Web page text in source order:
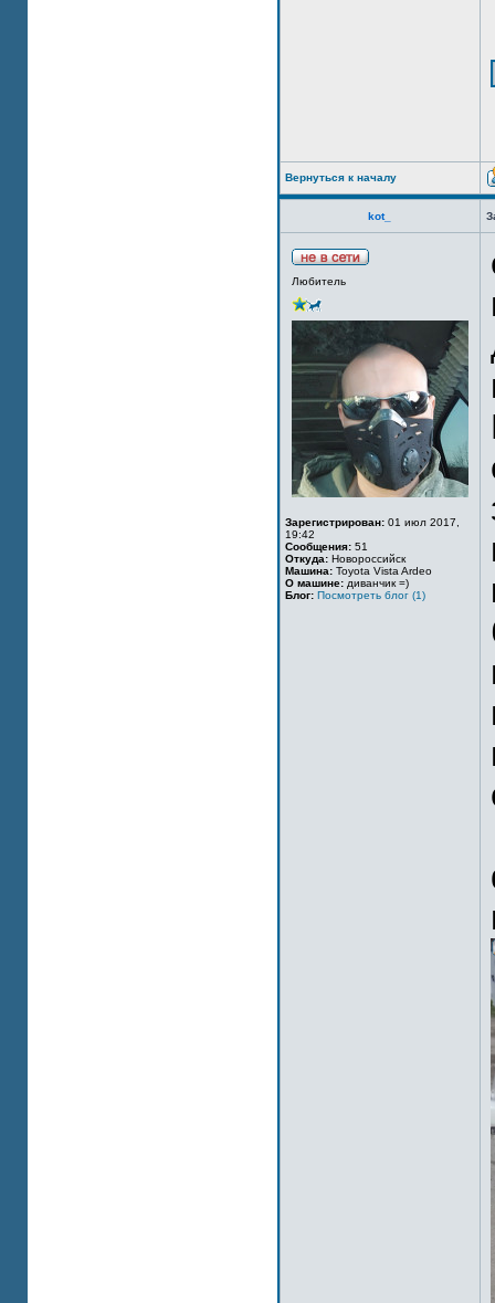
Вернуться к началу
kot_
Любитель
Зарегистрирован: 01 июл 2017,
19:42
Сообщения: 51
Откуда: Новороссийск
Машина: Toyota Vista Ardeo
О машине: диванчик =)
Блог: Посмотреть блог (1)